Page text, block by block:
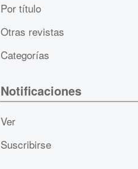
Por título
Otras revistas
Categorías
Notificaciones
Ver
Suscribirse